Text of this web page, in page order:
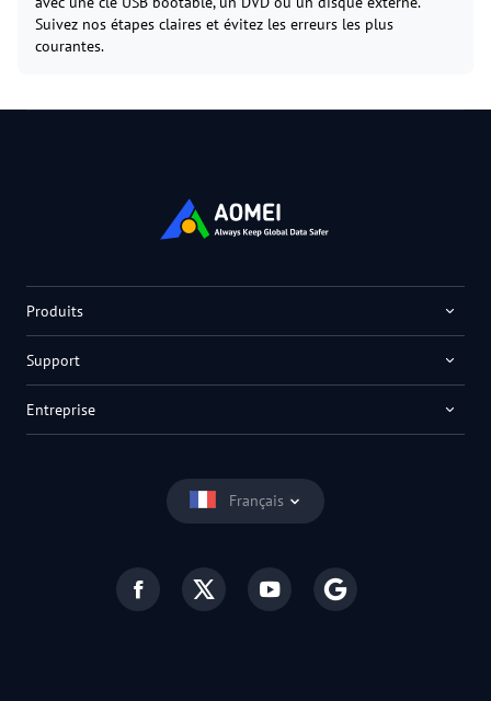
Suivez nos étapes claires et évitez les erreurs les plus
courantes.
Français
Produits
Support
Entreprise